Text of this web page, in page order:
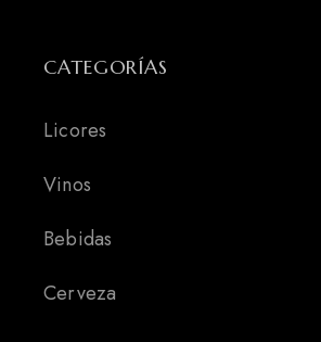
CATEGORÍAS
Licores
Vinos
Bebidas
Cerveza